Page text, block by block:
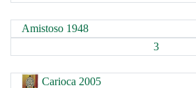
Amistoso 1948
3
Carioca 2005